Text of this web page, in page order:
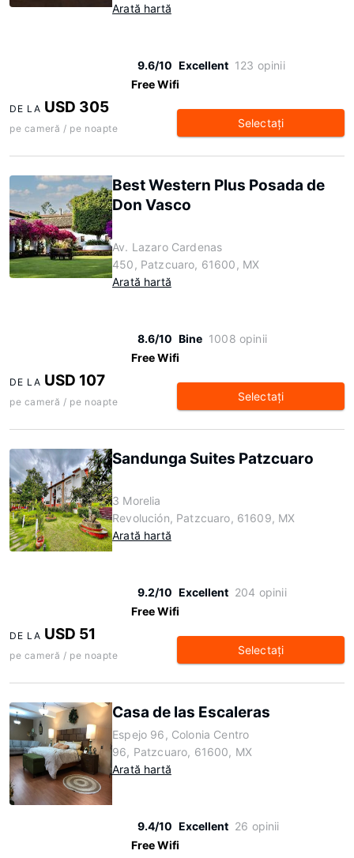
Arată hartă
9.6/10 Excellent 123 opinii
Free Wifi
DE LA USD 305
pe cameră / pe noapte Selectaţi
Best Western Plus Posada de
Don Vasco
Av. Lazaro Cardenas
450, Patzcuaro, 61600, MX
Arată hartă
8.6/10 Bine 1008 opinii
Free Wifi
DE LA USD 107
pe cameră / pe noapte Selectaţi
Sandunga Suites Patzcuaro
3 Morelia
Revolución, Patzcuaro, 61609, MX
Arată hartă
9.2/10 Excellent 204 opinii
Free Wifi
DE LA USD 51
pe cameră / pe noapte Selectaţi
Casa de las Escaleras
Espejo 96, Colonia Centro
96, Patzcuaro, 61600, MX
Arată hartă
9.4/10 Excellent 26 opinii
Free Wifi